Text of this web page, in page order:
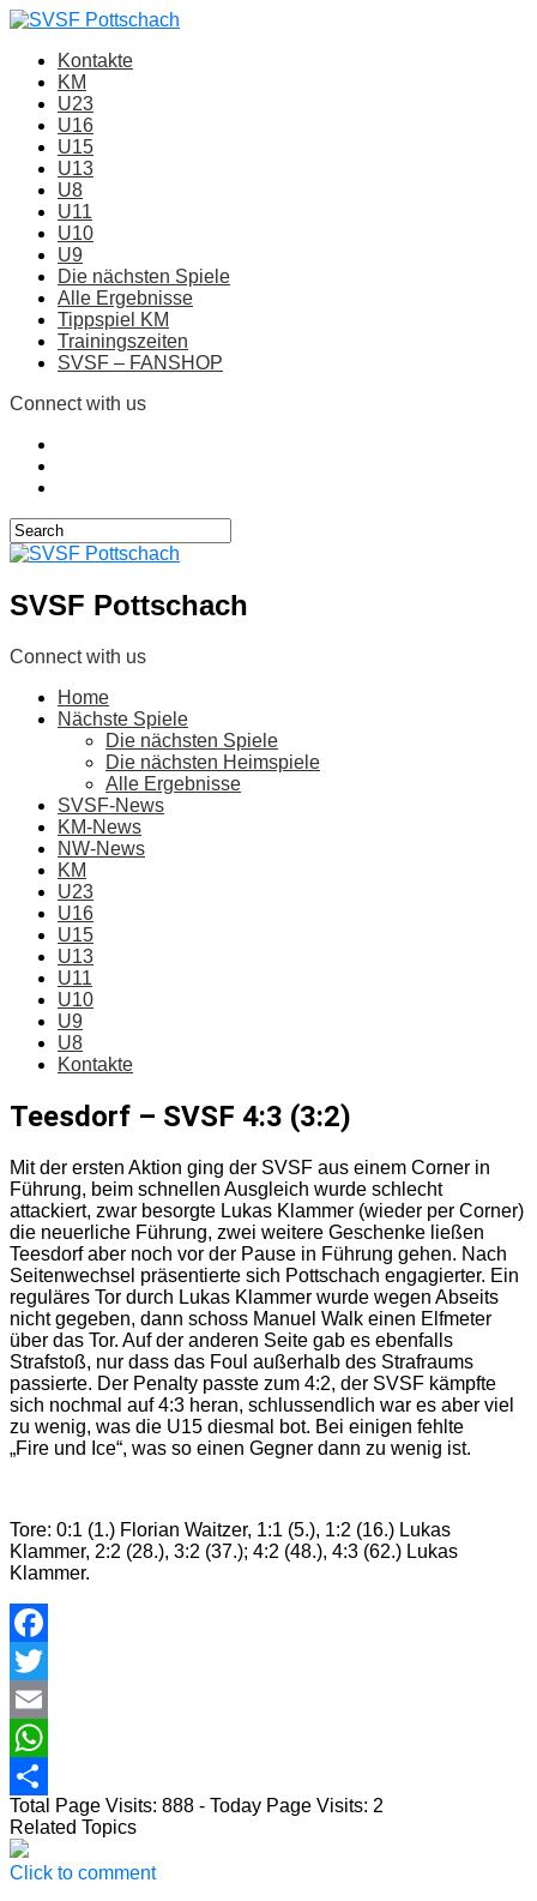
Kontakte
KM
U23
U16
U15
U13
U8
U11
U10
U9
Die nächsten Spiele
Alle Ergebnisse
Tippspiel KM
Trainingszeiten
SVSF – FANSHOP
Connect with us
SVSF Pottschach
Connect with us
Home
Nächste Spiele
Die nächsten Spiele
Die nächsten Heimspiele
Alle Ergebnisse
SVSF-News
KM-News
NW-News
KM
U23
U16
U15
U13
U11
U10
U9
U8
Kontakte
Teesdorf – SVSF 4:3 (3:2)
Mit der ersten Aktion ging der SVSF aus einem Corner in
Führung, beim schnellen Ausgleich wurde schlecht
attackiert, zwar besorgte Lukas Klammer (wieder per Corner)
die neuerliche Führung, zwei weitere Geschenke ließen
Teesdorf aber noch vor der Pause in Führung gehen. Nach
Seitenwechsel präsentierte sich Pottschach engagierter. Ein
reguläres Tor durch Lukas Klammer wurde wegen Abseits
nicht gegeben, dann schoss Manuel Walk einen Elfmeter
über das Tor. Auf der anderen Seite gab es ebenfalls
Strafstoß, nur dass das Foul außerhalb des Strafraums
passierte. Der Penalty passte zum 4:2, der SVSF kämpfte
sich nochmal auf 4:3 heran, schlussendlich war es aber viel
zu wenig, was die U15 diesmal bot. Bei einigen fehlte
„Fire und Ice“, was so einen Gegner dann zu wenig ist.
Tore: 0:1 (1.) Florian Waitzer, 1:1 (5.), 1:2 (16.) Lukas
Klammer, 2:2 (28.), 3:2 (37.); 4:2 (48.), 4:3 (62.) Lukas
Klammer.
Facebook
Twitter
Email
WhatsApp
Teilen
Total Page Visits: 888 - Today Page Visits: 2
Related Topics
Click to comment